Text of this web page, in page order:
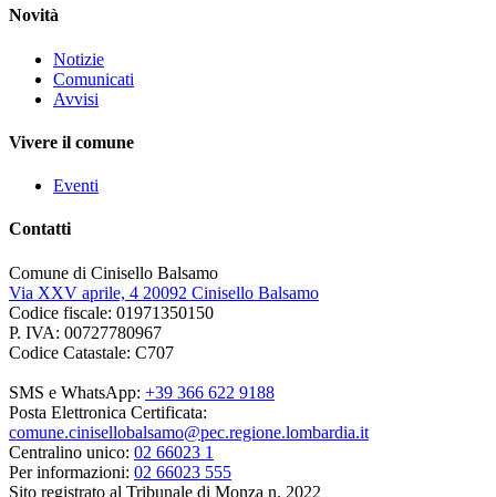
Novità
Notizie
Comunicati
Avvisi
Vivere il comune
Eventi
Contatti
Comune di Cinisello Balsamo
Via XXV aprile, 4 20092 Cinisello Balsamo
Codice fiscale: 01971350150
P. IVA: 00727780967
Codice Catastale: C707
SMS e WhatsApp: +39 366 622 9188
Posta Elettronica Certificata:
comune.cinisellobalsamo@pec.regione.lombardia.it
Centralino unico: 02 66023 1
Per informazioni: 02 66023 555
Sito registrato al Tribunale di Monza n. 2022